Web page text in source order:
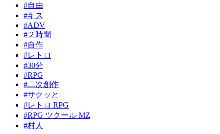
#自由
#キス
#ADV
#２時間
#自作
#レトロ
#30分
#RPG
#二次創作
#サクッと
#レトロ RPG
#RPG ツクール MZ
#村人